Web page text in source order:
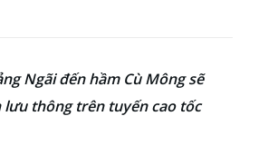
Ngãi đến hầm Cù Mông sẽ
thông trên tuyến cao tốc